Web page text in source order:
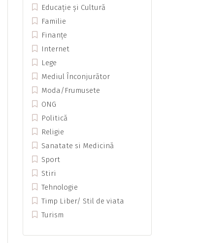
Educație și Cultură
Familie
Finanțe
Internet
Lege
Mediul Înconjurător
Moda/Frumusete
ONG
Politică
Religie
Sanatate si Medicină
Sport
Stiri
Tehnologie
Timp Liber/ Stil de viata
Turism